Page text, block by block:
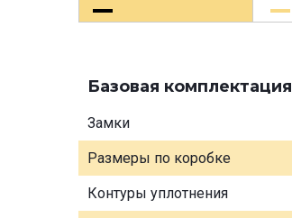
Базовая комплектация
Замки
Размеры по коробке
Контуры уплотнения